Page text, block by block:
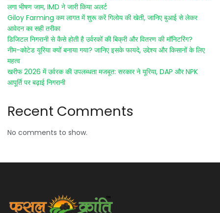
लगा भीषण जाम, IMD ने जारी किया अलर्ट
Giloy Farming कम लागत में शुरू करें गिलोय की खेती, जानिए बुआई से लेकर
आवेदन का सही तरीका
डिजिटल निगरानी से कैसे होती है उर्वरकों की बिक्री और वितरण की मॉनिटरिंग?
नीम-कोटेड यूरिया क्यों बनाया गया? जानिए इसके फायदे, उद्देश्य और किसानों के लिए
महत्व
खरीफ 2026 में उर्वरक की उपलब्धता मजबूत: सरकार ने यूरिया, DAP और NPK
आपूर्ति पर बढ़ाई निगरानी
Recent Comments
No comments to show.